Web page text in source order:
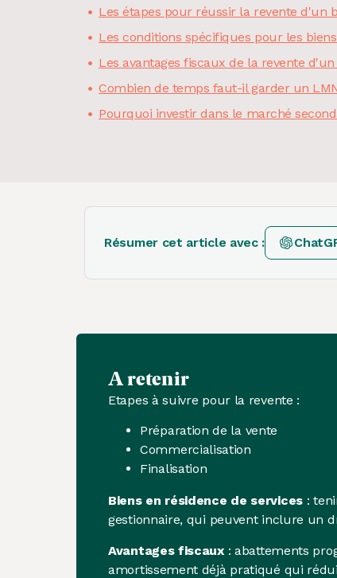
Les étapes pour réussir la revente d'un
Les conditions spécifiques pour les
Les avantages fiscaux de la revente
Combien de temps faut-il garder un
Pourquoi investir dans le marché
Résumer cet article avec :
A retenir
Etapes à suivre pour la revente :
Préparation de la vente
Commercialisation
Finalisation
Biens en résidence de services :
gestionnaire, qui peuvent inclure un
Avantages fiscaux: abattements
amortissement déjà pratiqué qui